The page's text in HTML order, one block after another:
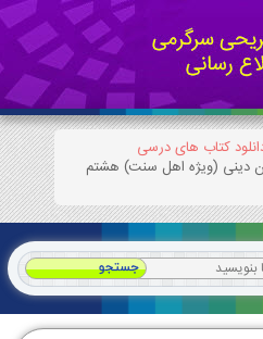
کتاب های درسی
دینی (ویژه اهل سنت) هشتم